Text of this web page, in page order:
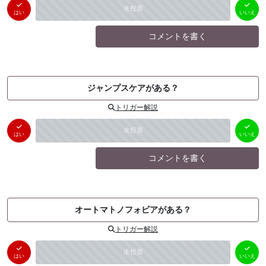
はい 未投票
いいえ
（ 0件）
いいえ
コメントを書く
ジャンプスケアがある？
トリガー解説
はい 未投票
いいえ
（ 0件）
いいえ
コメントを書く
オートマトノフォビアがある？
トリガー解説
はい 未投票
いいえ
（ 0件）
いいえ